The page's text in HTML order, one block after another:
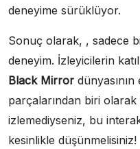
deneyime sürüklüyor.
Sonuç olarak, , sadece
deneyim. İzleyicilerin
Black Mirror
parçalarından biri olarak
izlemediyseniz, bu
kesinlikle düşünmelisiniz!